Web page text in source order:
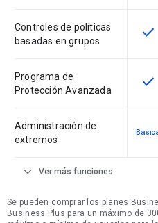
Controles de políticas
basadas en grupos
check
Programa de
Protección Avanzada
check
Administración de
extremos
expand_more Ver más funciones
Se pueden comprar los planes
Business Plus para un máximo de